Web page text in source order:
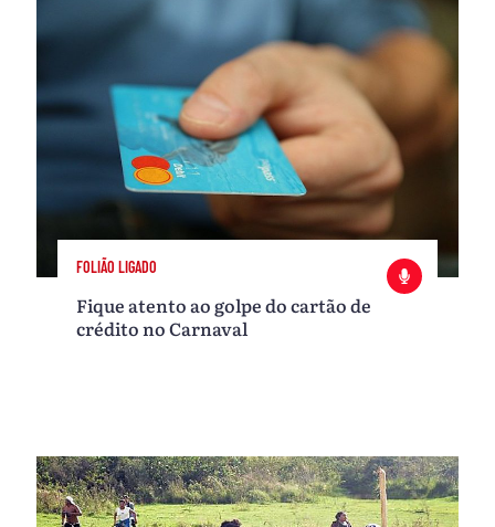
FOLIÃO LIGADO
Fique atento ao golpe do cartão de
crédito no Carnaval